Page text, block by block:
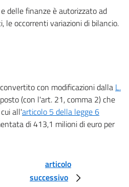
delle finanze è autorizzato ad
le occorrenti variazioni di bilancio.
con modificazioni dalla L.
(con l'art. 21, comma 2) che
all'articolo 5 della legge 6
di 413,1 milioni di euro per
articolo
successivo